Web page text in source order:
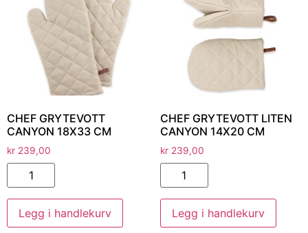
CHEF GRYTEVOTT
CANYON 18X33 CM
kr 239,00
Legg i handlekurv
CHEF GRYTEVOTT LITEN
CANYON 14X20 CM
kr239,00
Legg i handlekurv